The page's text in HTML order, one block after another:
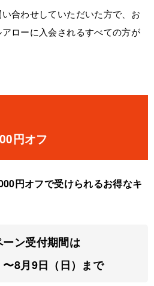
合わせしていただいた方で、お
ローに入会されるすべての方が
円オフ
円オフで受けられるお得なキ
ーン受付期間は
8月9日（日）まで